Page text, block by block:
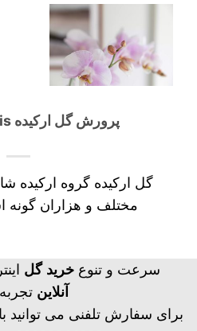
پرورش گل ارکیده Phalaenopsis
گل ارکیده گروه ارکیده
مختلف و هزاران گونه
سرعت و تنوع خرید گل
آنلاین
برای سفارش تلفنی می توانید